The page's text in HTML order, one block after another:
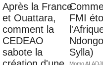
Après la France
et Ouattara,
comment la
CEDEAO
sabote la
FMI
Sylla)
Momo